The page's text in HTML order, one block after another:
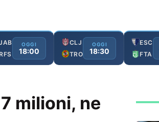
OGGI
18:00
CLJ
TRO
OGGI
18:30
ESC
FTA
milioni, ne